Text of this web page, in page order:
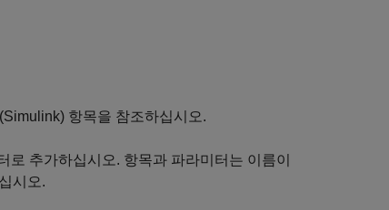
(Simulink) 항목을 참조하십시오.
로 추가하십시오. 항목과 파라미터는 이름이
시오.